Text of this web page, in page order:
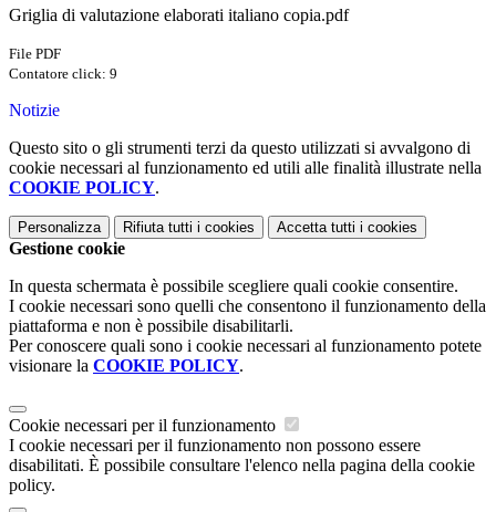
Griglia di valutazione elaborati italiano copia.pdf
File PDF
Contatore click: 9
Notizie
Questo sito o gli strumenti terzi da questo utilizzati si avvalgono di
cookie necessari al funzionamento ed utili alle finalità illustrate nella
COOKIE POLICY.
Personalizza Rifiuta tutti i cookies Accetta tutti i cookies
Gestione cookie
In questa schermata è possibile scegliere quali cookie consentire.
I cookie necessari sono quelli che consentono il funzionamento della
piattaforma e non è possibile disabilitarli.
Per conoscere quali sono i cookie necessari al funzionamento potete
visionare la COOKIE POLICY.
Cookie necessari per il funzionamento
I cookie necessari per il funzionamento non possono essere
disabilitati. È possibile consultare l'elenco nella pagina della cookie
policy.